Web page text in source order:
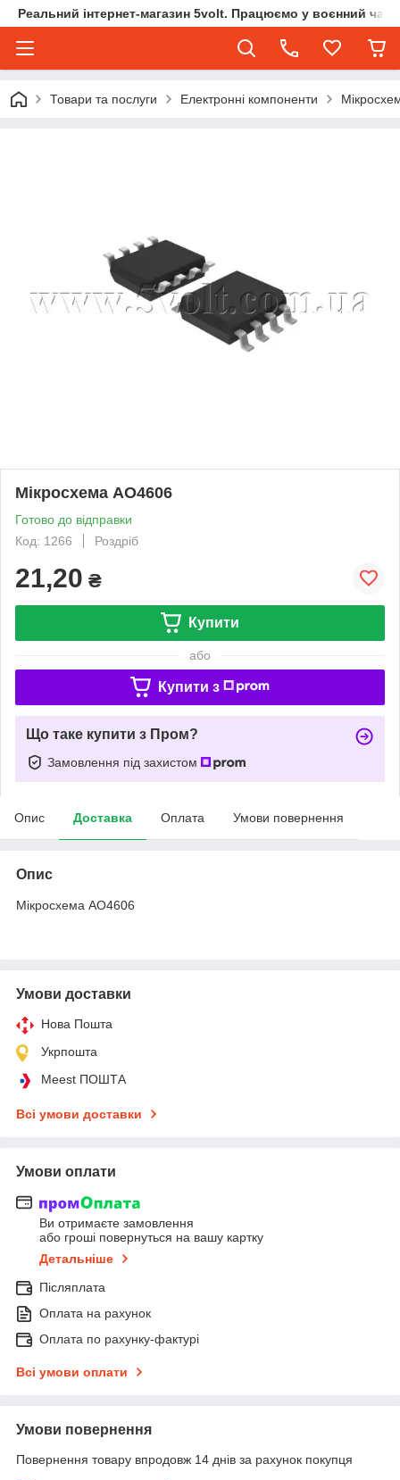
Реальний інтернет-магазин 5volt. Працюємо у воєнний
Товари та послуги Електронні компоненти
Мікросхема AO4606
Готово до відправки
Код: 1266
Роздріб
21,20 ₴
Купити
або
Купити з
Що таке купити з Пром?
Замовлення під захистом
Опис Доставка Оплата Умови повернення
Опис
Мікросхема AO4606
Умови доставки
Нова Пошта
Укрпошта
Meest ПОШТА
Всі умови доставки
Умови оплати
Ви отримаєте замовлення
або гроші повернуться на вашу картку
Детальніше
Післяплата
Оплата на рахунок
Оплата по рахунку-фактурі
Всі умови оплати
Умови повернення
Повернення товару впродовж 14 днів за рахунок покупця